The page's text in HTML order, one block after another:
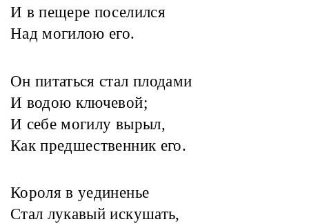
И в пещере поселился
Над могилою его.
Он питаться стал плодами
И водою ключевой;
И себе могилу вырыл,
Как предшественник его.
Короля в уединенье
Стал лукавый искушать,